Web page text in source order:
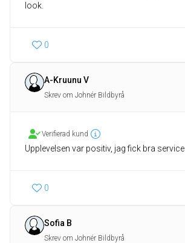
look.
0
A-Kruunu V
Skrev om Johnér Bildbyrå
Verifierad kund
Upplevelsen var positiv, jag fick bra service
0
Sofia B
Skrev om Johnér Bildbyrå